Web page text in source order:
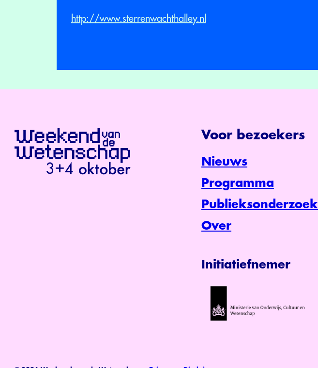
http://www.sterrenwachthalley.nl
Voor bezoekers
Nieuws
Programma
Publieksonderzoek
Over
Initiatiefnemer